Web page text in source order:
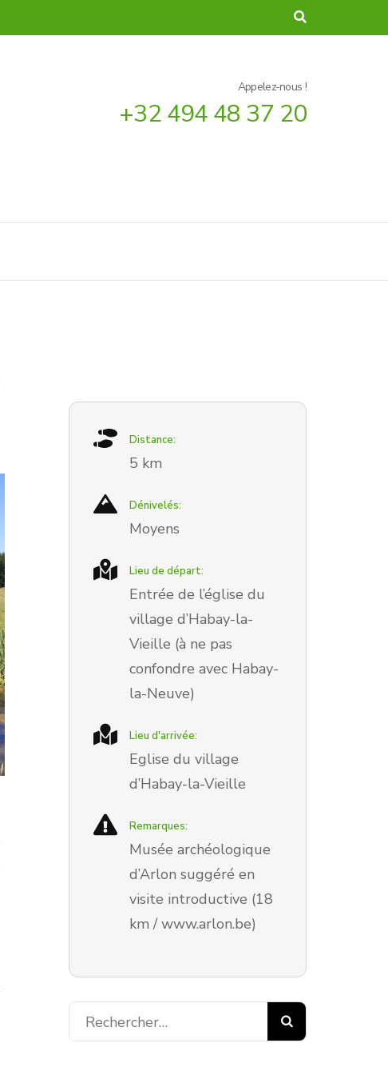
Appelez-nous !
+32 494 48 37 20
Distance:
5 km
Dénivelés:
Moyens
Lieu de départ:
Entrée de l’église du
village d’Habay-la-
Vieille (à ne pas
confondre avec Habay-
la-Neuve)
Lieu d'arrivée:
Eglise du village
d’Habay-la-Vieille
Remarques:
Musée archéologique
d’Arlon suggéré en
visite introductive (18
km / www.arlon.be)
Rechercher :